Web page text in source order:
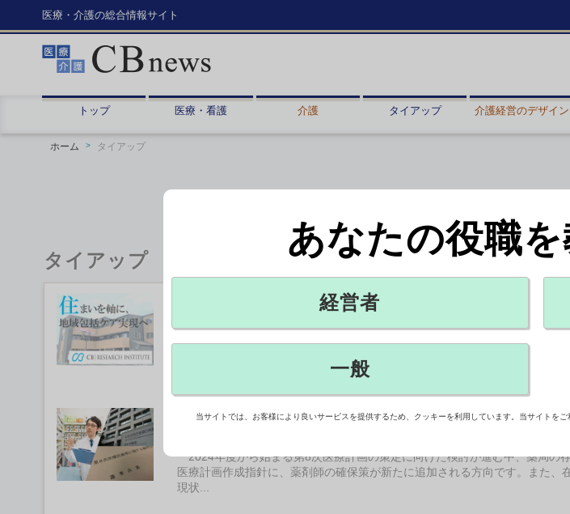
医療・介護の総合情報サイト
トップ 医療・看護 介護 タイアップ 介護経営のデザイン
ホーム タイアップ
タイアップ
開所前に入居申込9割を超す住宅も
高齢者向け住宅の建設・開所・運営支援コンサルティングなどを手掛ける
懸けた薬局などの経営多角化を、高齢者住宅という新たな事業形態の提案で
薬局の存在感徐々に、医療計画で求められる役割 2022年11月29
2024年度から始まる第8次医療計画の策定に向けた検討が進む中、薬局の
医療計画作成指針に、薬剤師の確保策が新たに追加される方向です。また、
現状...
あなたの役職
経営者
一般
当サイトでは、お客様により良いサービスを提供するため、クッキーを利用しています。当サイトを